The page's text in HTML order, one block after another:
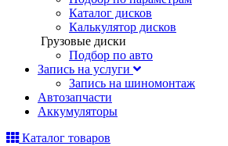
Каталог дисков
Калькулятор дисков
Грузовые диски
Подбор по авто
Запись на услуги
Запись на шиномонтаж
Автозапчасти
Аккумуляторы
Каталог товаров